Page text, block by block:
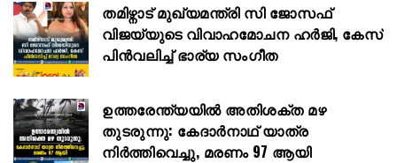
തമിഴ്നാട് മുഖ്യമന്ത്രി സി ജോസഫ്
വിജയ്‌യുടെ വിവാഹമോചന ഹർജി, കേസ്
പിൻവലിച്ച് ഭാര്യ സംഗീത
ഉത്തരേന്ത്യയിൽ അതിശക്ത മഴ
തുടരുന്നു: കേദാർനാഥ് യാത്ര
നിർത്തിവെച്ചു, മരണം 97 ആയി